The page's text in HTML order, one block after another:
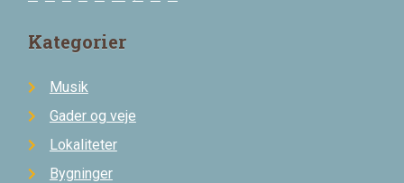
Kategorier
Musik
Gader og veje
Lokaliteter
Bygninger